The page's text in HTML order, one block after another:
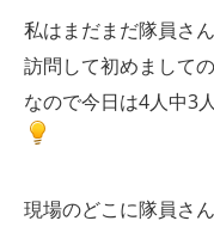
私はまだまだ隊員さ
訪問して初めまして
なので今日は4人中3
現場のどこに隊員さ